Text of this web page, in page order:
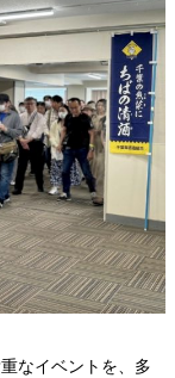
なイベントを、多